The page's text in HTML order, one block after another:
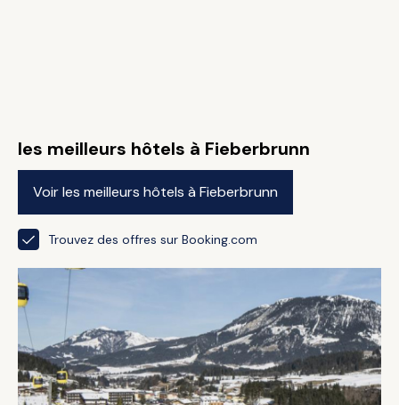
les meilleurs hôtels à Fieberbrunn
Voir les meilleurs hôtels à Fieberbrunn
Trouvez des offres sur Booking.com